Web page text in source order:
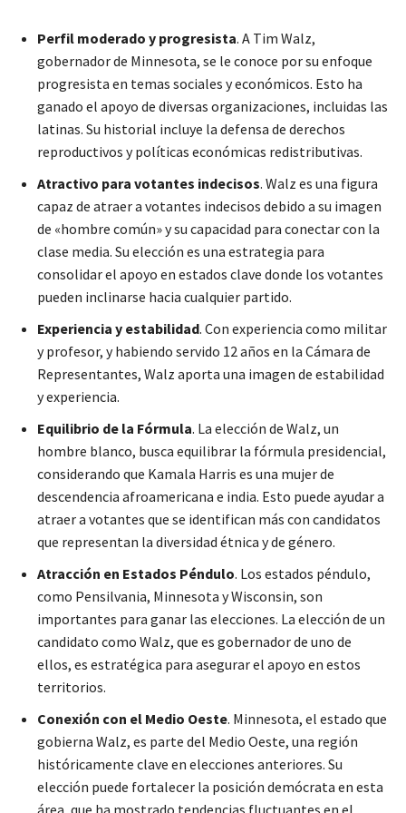
Perfil moderado y progresista. A Tim Walz,
gobernador de Minnesota, se le conoce por su enfoque
progresista en temas sociales y económicos. Esto ha
ganado el apoyo de diversas organizaciones, incluidas las
latinas. Su historial incluye la defensa de derechos
reproductivos y políticas económicas redistributivas.
Atractivo para votantes indecisos. Walz es una figura
capaz de atraer a votantes indecisos debido a su imagen
de «hombre común» y su capacidad para conectar con la
clase media. Su elección es una estrategia para
consolidar el apoyo en estados clave donde los votantes
pueden inclinarse hacia cualquier partido.
Experiencia y estabilidad. Con experiencia como militar
y profesor, y habiendo servido 12 años en la Cámara de
Representantes, Walz aporta una imagen de estabilidad
y experiencia.
Equilibrio de la Fórmula. La elección de Walz, un
hombre blanco, busca equilibrar la fórmula presidencial,
considerando que Kamala Harris es una mujer de
descendencia afroamericana e india. Esto puede ayudar a
atraer a votantes que se identifican más con candidatos
que representan la diversidad étnica y de género.
Atracción en Estados Péndulo. Los estados péndulo,
como Pensilvania, Minnesota y Wisconsin, son
importantes para ganar las elecciones. La elección de un
candidato como Walz, que es gobernador de uno de
ellos, es estratégica para asegurar el apoyo en estos
territorios.
Conexión con el Medio Oeste. Minnesota, el estado que
gobierna Walz, es parte del Medio Oeste, una región
históricamente clave en elecciones anteriores. Su
elección puede fortalecer la posición demócrata en esta
área, que ha mostrado tendencias fluctuantes en el